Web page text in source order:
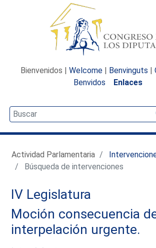
Bienvenidos | Welcome | Benvinguts |
Benvidos
Enlaces
Actividad Parlamentaria
Búsqueda de intervenciones
IV Legislatura
Moción consecuencia
interpelación urgente.